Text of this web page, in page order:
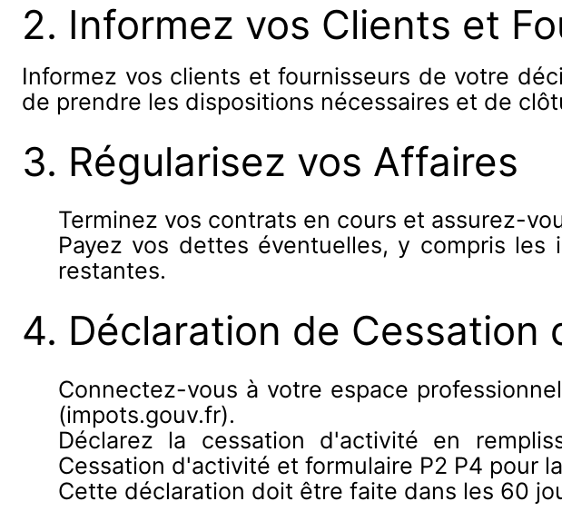
2. Informez vos Clients et
Informez vos clients et fournisseurs de votre
de prendre les dispositions nécessaires et de
3. Régularisez vos Affaires
Terminez vos contrats en cours et assurez-
Payez vos dettes éventuelles, y compris
restantes.
4. Déclaration de Cessation
Connectez-vous à votre espace
(impots.gouv.fr).
Déclarez la cessation d'activité en
Cessation d'activité et formulaire P2 P4 pour
Cette déclaration doit être faite dans les 60